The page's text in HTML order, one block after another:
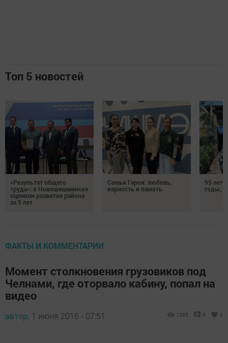
Топ 5 новостей
«Результат общего
труда»: в Новошешминске
оценили развитие района
за 5 лет
Семья Героя: любовь,
верность и память
95 лет
годы,
ФАКТЫ И КОММЕНТАРИИ
Момент столкновения грузовиков под
Челнами, где оторвало кабину, попал на
видео
автор, 1 июня 2016 - 07:51 1085 0 0